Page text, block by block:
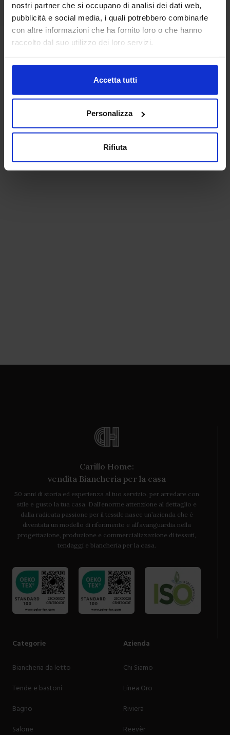
nostri partner che si occupano di analisi dei dati web,
pubblicità e social media, i quali potrebbero combinarle
con altre informazioni che ha fornito loro o che hanno
raccolto dal suo utilizzo dei loro servizi.
Accetta tutti
Personalizza
Rifiuta
Carillo Home:
vendita Biancheria per la casa
50 anni di storia ed esperienza al tuo servizio, per arredare con
stile e gusto la tua casa. Dall’enorme attenzione al dettaglio e
dalla radicata passione per il tessile nasce un’azienda che è
diventata un modello di riferimento e all’avanguardia nella
progettazione, produzione e commercializzazione di tessuti,
tendaggi e biancheria per la casa.
Categorie
Biancheria da letto
Tende e bastoni
Bagno
Salone
Azienda
Chi Siamo
Linea Oro
Riviera
Reevèr